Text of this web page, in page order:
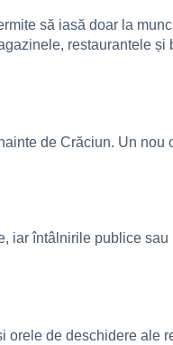
să iasă doar la
restaurantele și
de Crăciun. Un nou
iar întâlnirile publice
orele de deschidere ale